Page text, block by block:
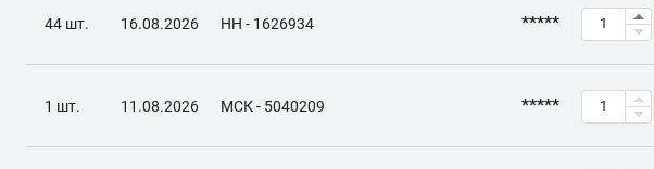
44 шт. 16.08.2026 НН - 1626934 *****
1 шт. 11.08.2026 МСК - 5040209 *****